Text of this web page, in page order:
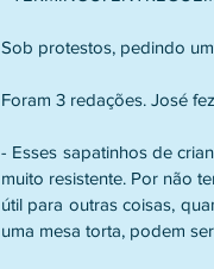
Sob protestos, pedindo
Foram 3 redações. José
- Esses sapatinhos de
muito resistente. Por não
útil para outras coisas,
uma mesa torta, podem